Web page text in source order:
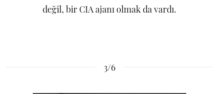
değil, bir CIA ajanı olmak da vardı.
3/6